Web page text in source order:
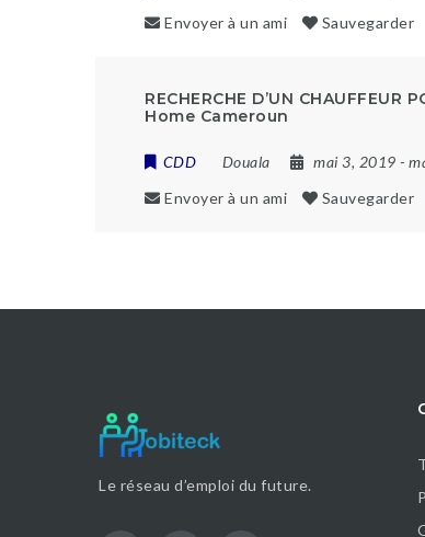
Envoyer à un ami
Sauvegarder
RECHERCHE D’UN CHAUFFEUR
Home Cameroun
CDD Douala mai 3, 2019 -
Envoyer à un ami
Sauvegarder
Le réseau d’emploi du future.